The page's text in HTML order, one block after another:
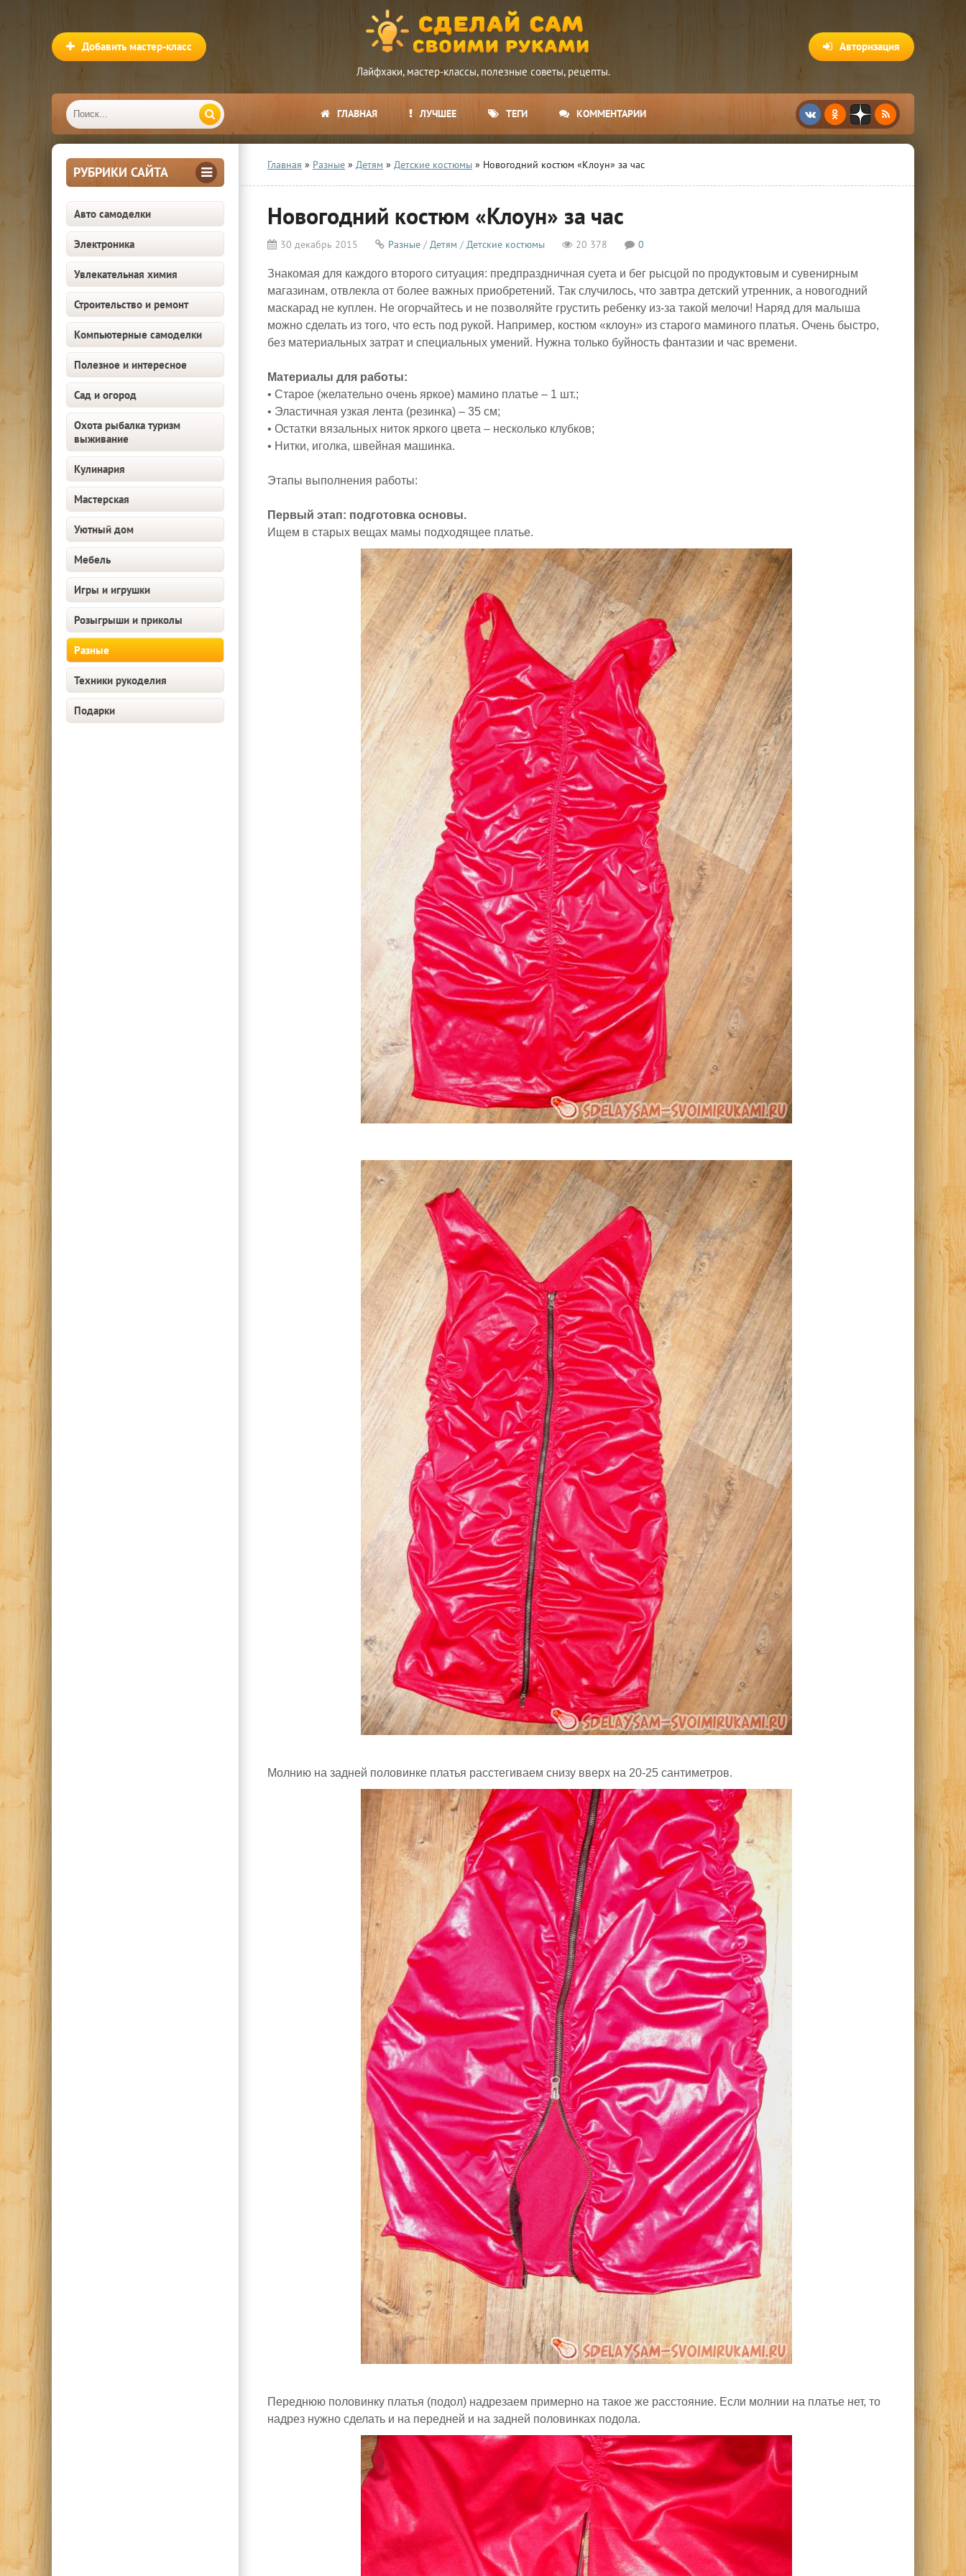
Лайфхаки, мастер-классы, полезные советы, рецепты.
Авторизация
Добавить мастер-класс
ГЛАВНАЯ ЛУЧШЕЕ ТЕГИ КОММЕНТАРИИ
РУБРИКИ САЙТА
Авто самоделки
Электроника
Увлекательная химия
Строительство и ремонт
Компьютерные самоделки
Полезное и интересное
Сад и огород
Охота рыбалка туризм
выживание
Кулинария
Мастерская
Уютный дом
Мебель
Игры и игрушки
Розыгрыши и приколы
Разные
Техники рукоделия
Подарки
Главная » Разные » Детям » Детские костюмы » Новогодний костюм «Клоун» за час
Новогодний костюм «Клоун» за час
30 декабрь 2015 Разные /Детям /Детские костюмы 20 378 0
Знакомая для каждого второго ситуация: предпраздничная суета и бег рысцой по продуктовым и сувенирным
магазинам, отвлекла от более важных приобретений. Так случилось, что завтра детский утренник, а новогодний
маскарад не куплен. Не огорчайтесь и не позволяйте грустить ребенку из-за такой мелочи! Наряд для малыша
можно сделать из того, что есть под рукой. Например, костюм «клоун» из старого маминого платья. Очень быстро,
без материальных затрат и специальных умений. Нужна только буйность фантазии и час времени.
Материалы для работы:
• Старое (желательно очень яркое) мамино платье – 1 шт.;
• Эластичная узкая лента (резинка) – 35 см;
• Остатки вязальных ниток яркого цвета – несколько клубков;
• Нитки, иголка, швейная машинка.
Этапы выполнения работы:
Первый этап: подготовка основы.
Ищем в старых вещах мамы подходящее платье.
Молнию на задней половинке платья расстегиваем снизу вверх на 20-25 сантиметров.
Переднюю половинку платья (подол) надрезаем примерно на такое же расстояние. Если молнии на платье нет, то
надрез нужно сделать и на передней и на задней половинках подола.